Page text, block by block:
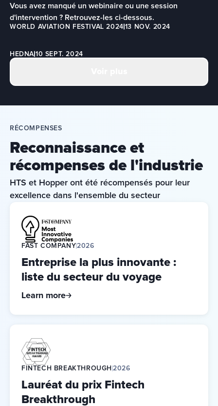
Vous avez manqué un webinaire ou une session
d'intervention ? Retrouvez-les ci-dessous.
WORLD AVIATION FESTIVAL 2024 13 NOV. 2024
HEDNA 10 SEPT. 2024
RÉCOMPENSES
Reconnaissance et
récompenses de l'industrie
HTS et Hopper ont été récompensés pour leur
excellence dans l'ensemble du secteur
FAST COMPANY2026
Entreprise la plus innovante :
liste du secteur du voyage
Learn more
FINTECH BREAKTHROUGH 2026
Lauréat du prix Fintech
Breakthrough